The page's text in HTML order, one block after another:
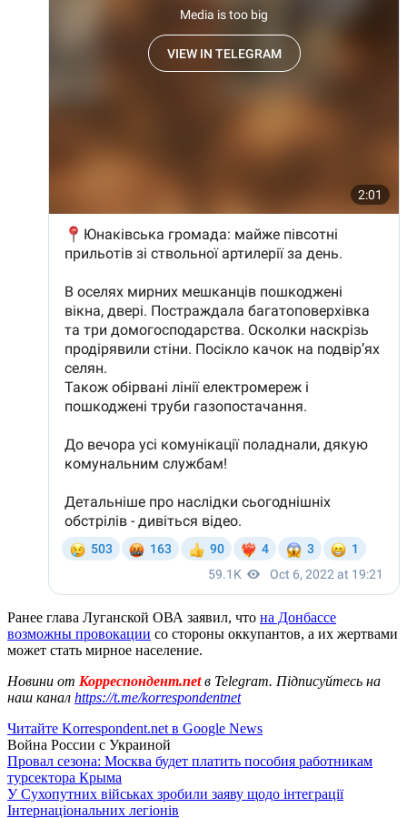
Ранее глава Луганской ОВА заявил, что на Донбассе
возможны провокации со стороны оккупантов, а их жертвами
может стать мирное население.
Новини от Корреспондент.netв Telegram. Підписуйтесь на
наш канал https://t.me/korrespondentnet
Читайте Korrespondent.net в Google News
Война России с Украиной
Провал сезона: Москва будет платить пособия работникам
турсектора Крыма
У Сухопутних військах зробили заяву щодо інтеграції
Інтернаціональних легіонів